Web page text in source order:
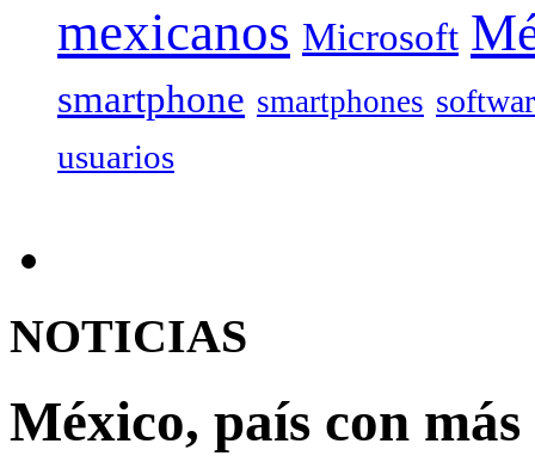
mexicanos Microsoft
smartphone smartphones
usuarios
NOTICIAS
México, país con